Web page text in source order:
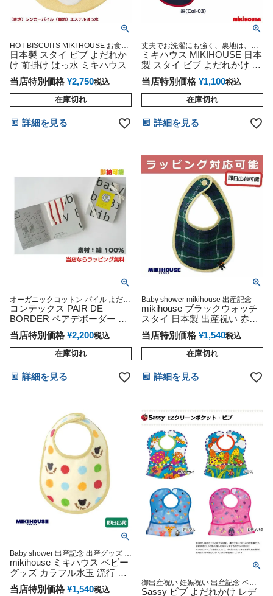
HOT BISCUITS MIKI HOUSE お食事
エプロン 乳児 新生児 1歳 2歳 3歳
日本製 スタイ ビブ よだれか
け 前掛け はっ水 ミキハウス
当店特別価格 ¥2,750税込
在庫切れ
詳細を見る
丈夫でお洗濯にも強く、裏地は、は
っ水素材を使用して、ムレずにモレ
にくい仕様
ミキハウス MIKIHOUSE 日本
製 スタイ ビブ よだれかけ 前
掛け はっ水
当店特別価格 ¥1,100税込
在庫切れ
詳細を見る
オーガニックコットン パイル よだれ
かけ 子供 ベビー 赤ちゃん 男の子 女
の子 出産祝い お口ふき 大きめ よだ
れ掛け 妊娠祝い 専門
コンテックス PAIR DE
BORDER ペアデボーダー ス
タイ リバーシブル ビブ
当店特別価格 ¥2,200税込
在庫切れ
詳細を見る
Baby shower mikihouse 出産記念
mikihouse ブラックウォッチ
スタイ 日本製 出産祝い 赤ち
ゃん 男 女 よだれかけ ラッピ
ング プレゼント
当店特別価格 ¥1,540税込
在庫切れ
詳細を見る
Baby shower 出産記念 出産グッズ マ
タニティ 妊婦ママ 御出産祝い 妊娠
祝い 誕生日祝い ハーフバースデー
mikihouse ミキハウス ベビー
グッズ カラフル水玉 流行 人
気 出産祝い 男の子 女の子 ベ
ビースタイ よだれかけ プレ
当店特別価格 ¥1,540税込
御出産祝い 妊娠祝い 出産記念 ベビ
ーグッズ 赤ちゃん 誕生日 乳児 幼児
Sassy ビブ よだれかけ レデ